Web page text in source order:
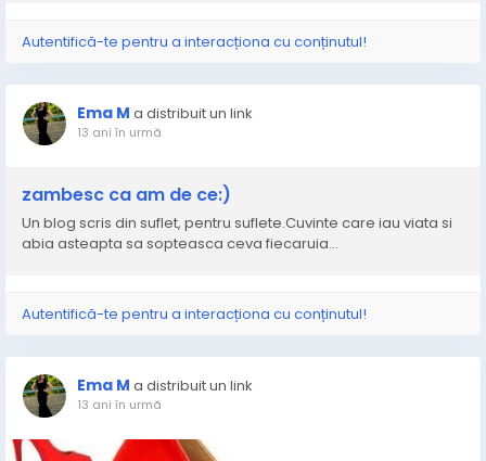
Autentifică-te pentru a interacționa cu conținutul!
Ema M a distribuit un link
13 ani în urmă
zambesc ca am de ce:)
Un blog scris din suflet, pentru suflete.Cuvinte care iau viata si
abia asteapta sa sopteasca ceva fiecaruia...
Autentifică-te pentru a interacționa cu conținutul!
Ema M a distribuit un link
13 ani în urmă